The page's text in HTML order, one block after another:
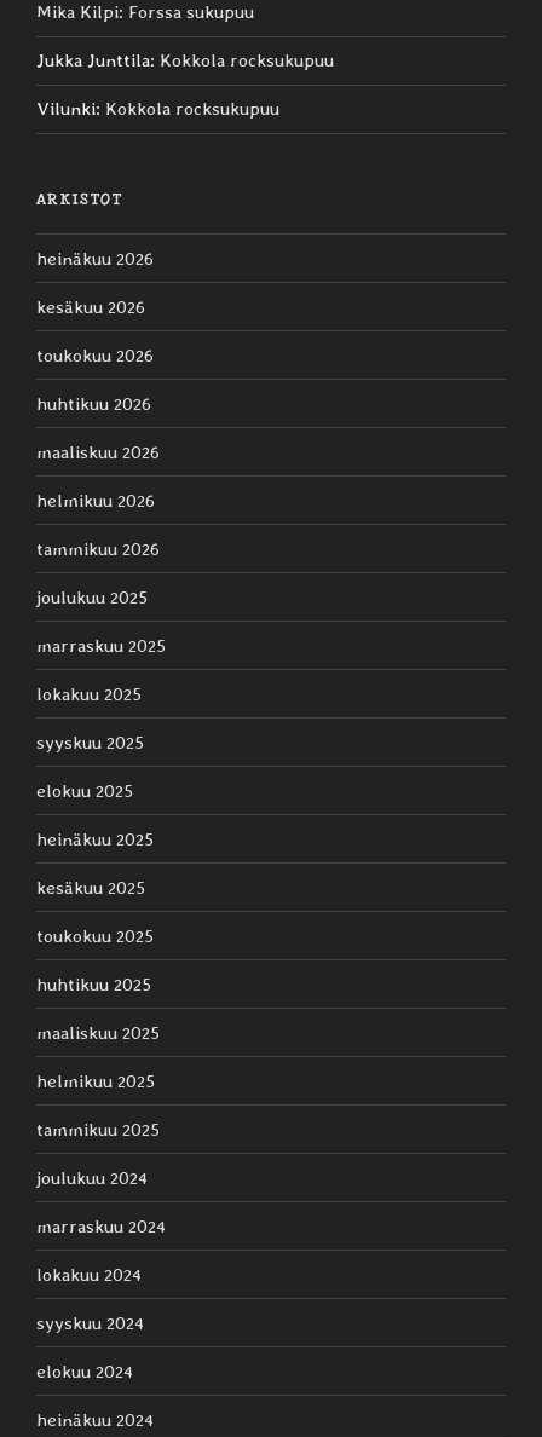
Mika Kilpi: Forssa sukupuu
Jukka Junttila: Kokkola rocksukupuu
Vilunki: Kokkola rocksukupuu
ARKISTOT
heinäkuu 2026
kesäkuu 2026
toukokuu 2026
huhtikuu 2026
maaliskuu 2026
helmikuu 2026
tammikuu 2026
joulukuu 2025
marraskuu 2025
lokakuu 2025
syyskuu 2025
elokuu 2025
heinäkuu 2025
kesäkuu 2025
toukokuu 2025
huhtikuu 2025
maaliskuu 2025
helmikuu 2025
tammikuu 2025
joulukuu 2024
marraskuu 2024
lokakuu 2024
syyskuu 2024
elokuu 2024
heinäkuu 2024